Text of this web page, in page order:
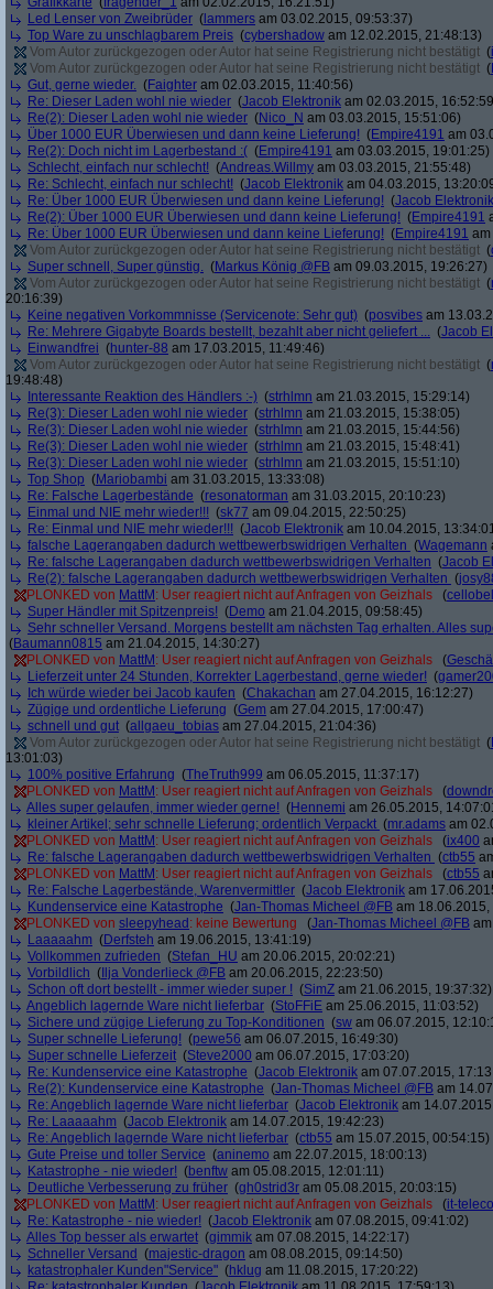
Led Lenser von Zweibrüder ( lammers am 03.02.2015, 09:53:37)
Top Ware zu unschlagbarem Preis (cybershadow am 12.02.2015, 21:48:13)
Vom Autor zurückgezogen oder Autor hat seine Registrierung nicht bestätigt (
Vom Autor zurückgezogen oder Autor hat seine Registrierung nicht bestätigt (
Gut, gerne wieder. (Faighter am 02.03.2015, 11:40:56)
Re: Dieser Laden wohl nie wieder (Jacob Elektronik am 02.03.2015,
Re(2): Dieser Laden wohl nie wieder (Nico_N am 03.03.2015, 15:51:06)
Über 1000 EUR Überwiesen und dann keine Lieferung! (Empire4191 am
Re(2): Doch nicht im Lagerbestand :( (Empire4191 am 03.03.2015, 19:01:25)
Schlecht, einfach nur schlecht! (Andreas.Willmy am 03.03.2015, 21:55:48)
Re: Schlecht, einfach nur schlecht! (Jacob Elektronik am 04.03.2015,
Re: Über 1000 EUR Überwiesen und dann keine Lieferung! (Jacob Elektronik
Re(2): Über 1000 EUR Überwiesen und dann keine Lieferung! (Empire4191
Re: Über 1000 EUR Überwiesen und dann keine Lieferung! (Empire4191
Vom Autor zurückgezogen oder Autor hat seine Registrierung nicht bestätigt (
Super schnell, Super günstig. (Markus König @FB am 09.03.2015, 19:26:27)
Vom Autor zurückgezogen oder Autor hat seine Registrierung nicht bestätigt (
20:16:39)
Keine negativen Vorkommnisse (Servicenote: Sehr gut) (posvibes am
Re: Mehrere Gigabyte Boards bestellt, bezahlt aber nicht geliefert ... (Jacob
Einwandfrei (hunter-88 am 17.03.2015, 11:49:46)
Vom Autor zurückgezogen oder Autor hat seine Registrierung nicht bestätigt (
19:48:48)
Interessante Reaktion des Händlers :-) (strhlmn am 21.03.2015, 15:29:14)
Re(3): Dieser Laden wohl nie wieder (strhlmn am 21.03.2015, 15:38:05)
Re(3): Dieser Laden wohl nie wieder (strhlmn am 21.03.2015, 15:44:56)
Re(3): Dieser Laden wohl nie wieder (strhlmn am 21.03.2015, 15:48:41)
Re(3): Dieser Laden wohl nie wieder (strhlmn am 21.03.2015, 15:51:10)
Top Shop (Mariobambi am 31.03.2015, 13:33:08)
Re: Falsche Lagerbestände (resonatorman am 31.03.2015, 20:10:23)
Einmal und NIE mehr wieder!!! (sk77 am 09.04.2015, 22:50:25)
Re: Einmal und NIE mehr wieder!!! (Jacob Elektronik am 10.04.2015,
falsche Lagerangaben dadurch wettbewerbswidrigen Verhalten (Wagemann
Re: falsche Lagerangaben dadurch wettbewerbswidrigen Verhalten (Jacob
Re(2): falsche Lagerangaben dadurch wettbewerbswidrigen Verhalten (
PLONKED von MattM : User reagiert nicht auf Anfragen von Geizhals (
Super Händler mit Spitzenpreis! (Demo am 21.04.2015, 09:58:45)
Sehr schneller Versand. Morgens bestellt am nächsten Tag erhalten. Alles
(Baumann0815 am 21.04.2015, 14:30:27)
PLONKED von MattM : User reagiert nicht auf Anfragen von Geizhals (
Lieferzeit unter 24 Stunden, Korrekter Lagerbestand, gerne wieder! (
Ich würde wieder bei Jacob kaufen (Chakachan am 27.04.2015, 16:12:27)
Zügige und ordentliche Lieferung (Gem am 27.04.2015, 17:00:47)
schnell und gut (allgaeu_tobias am 27.04.2015, 21:04:36)
Vom Autor zurückgezogen oder Autor hat seine Registrierung nicht bestätigt (
13:01:03)
100% positive Erfahrung (TheTruth999 am 06.05.2015, 11:37:17)
PLONKED von MattM : User reagiert nicht auf Anfragen von Geizhals (
Alles super gelaufen, immer wieder gerne! (Hennemi am 26.05.2015,
kleiner Artikel; sehr schnelle Lieferung; ordentlich Verpackt (mr.adams am
PLONKED von MattM : User reagiert nicht auf Anfragen von Geizhals (ix400
Re: falsche Lagerangaben dadurch wettbewerbswidrigen Verhalten (ctb55
PLONKED von MattM : User reagiert nicht auf Anfragen von Geizhals (ctb55
Re: Falsche Lagerbestände, Warenvermittler (Jacob Elektronik am
Kundenservice eine Katastrophe (Jan-Thomas Micheel @FB am
PLONKED von sleepyhead : keine Bewertung (Jan-Thomas Micheel @FB
Laaaaahm (Derfsteh am 19.06.2015, 13:41:19)
Vollkommen zufrieden (Stefan_HU am 20.06.2015, 20:02:21)
Vorbildlich ( Ilja Vonderlieck @FB am 20.06.2015, 22:23:50)
Schon oft dort bestellt - immer wieder super ! (SimZ am 21.06.2015, 19:37:32)
Angeblich lagernde Ware nicht lieferbar (StoFFiE am 25.06.2015, 11:03:52)
Sichere und zügige Lieferung zu Top-Konditionen (sw am 06.07.2015,
Super schnelle Lieferung! (pewe56 am 06.07.2015, 16:49:30)
Super schnelle Lieferzeit (Steve2000 am 06.07.2015, 17:03:20)
Re: Kundenservice eine Katastrophe (Jacob Elektronik am 07.07.2015,
Re(2): Kundenservice eine Katastrophe (Jan-Thomas Micheel @FB am
Re: Angeblich lagernde Ware nicht lieferbar (Jacob Elektronik am
Re: Laaaaahm (Jacob Elektronik am 14.07.2015, 19:42:23)
Re: Angeblich lagernde Ware nicht lieferbar (ctb55 am 15.07.2015, 00:54:15)
Gute Preise und toller Service (aninemo am 22.07.2015, 18:00:13)
Katastrophe - nie wieder! (benftw am 05.08.2015, 12:01:11)
Deutliche Verbesserung zu früher (gh0strid3r am 05.08.2015, 20:03:15)
PLONKED von MattM : User reagiert nicht auf Anfragen von Geizhals (it-
Re: Katastrophe - nie wieder! (Jacob Elektronik am 07.08.2015, 09:41:02)
Alles Top besser als erwartet (gimmik am 07.08.2015, 14:22:17)
Schneller Versand (majestic-dragon am 08.08.2015, 09:14:50)
katastrophaler Kunden"Service" (hklug am 11.08.2015, 17:20:22)